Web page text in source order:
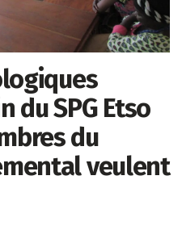
du SPG Etso
du
veulent